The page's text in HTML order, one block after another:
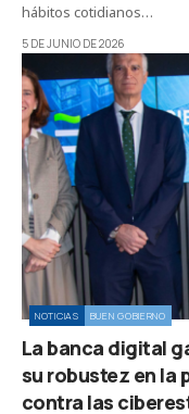
hábitos cotidianos…
5 DE JUNIO DE 2026
NOTICIAS BUEN GOBIERNO
La banca digital
su robustez en la
contra las